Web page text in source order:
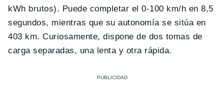
kWh brutos). Puede completar el 0-100 km/h en 8,5
segundos, mientras que su autonomía se sitúa en
403 km. Curiosamente, dispone de dos tomas de
carga separadas, una lenta y otra rápida.